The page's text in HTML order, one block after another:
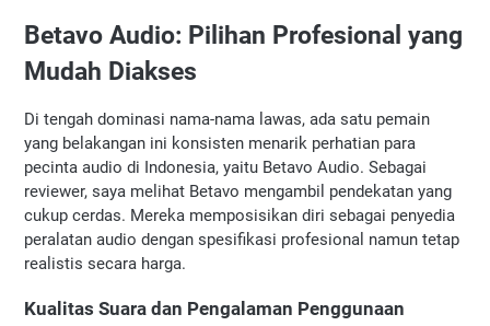
Betavo Audio: Pilihan Profesional yang
Mudah Diakses
Di tengah dominasi nama-nama lawas, ada satu pemain
yang belakangan ini konsisten menarik perhatian para
pecinta audio di Indonesia, yaitu Betavo Audio. Sebagai
reviewer, saya melihat Betavo mengambil pendekatan yang
cukup cerdas. Mereka memposisikan diri sebagai penyedia
peralatan audio dengan spesifikasi profesional namun tetap
realistis secara harga.
Kualitas Suara dan Pengalaman Penggunaan